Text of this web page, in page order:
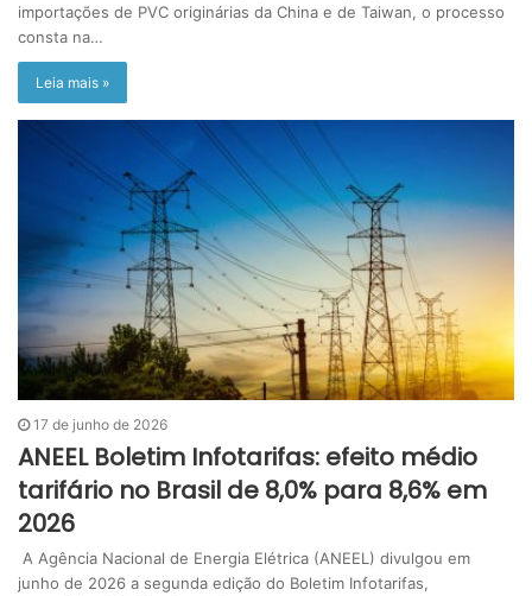
importações de PVC originárias da China e de Taiwan, o processo
consta na…
Leia mais »
17 de junho de 2026
ANEEL Boletim Infotarifas: efeito médio
tarifário no Brasil de 8,0% para 8,6% em
2026
A Agência Nacional de Energia Elétrica (ANEEL) divulgou em
junho de 2026 a segunda edição do Boletim Infotarifas,